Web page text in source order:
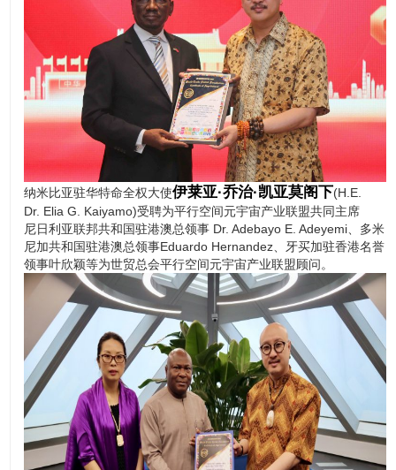
纳米比亚驻华特命全权大使伊莱亚·乔治·凯亚莫阁下(H.E.
Dr. Elia G. Kaiyamo)受聘为平行空间元宇宙产业联盟共同主席
尼日利亚联邦共和国驻港澳总领事 Dr. Adebayo E. Adeyemi、多米
尼加共和国驻港澳总领事Eduardo Hernandez、牙买加驻香港名誉
领事叶欣颖等为世贸总会平行空间元宇宙产业联盟顾问。